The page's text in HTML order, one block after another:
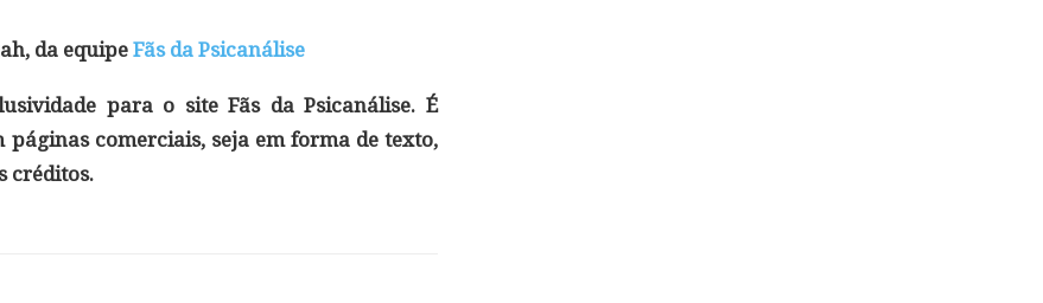
da equipe Fãs da Psicanálise
para o site Fãs da Psicanálise. É
comerciais, seja em forma de texto,
créditos.